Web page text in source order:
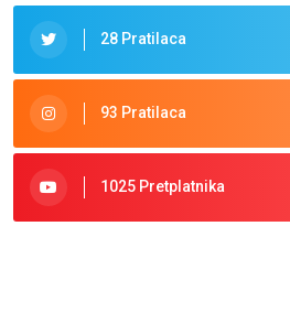
28 Pratilaca
93 Pratilaca
1025 Pretplatnika